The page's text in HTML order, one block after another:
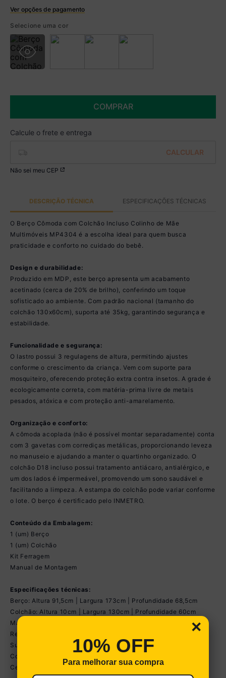
Ver opções de pagamento
R$ 854,99 à vista no Boleto
(5% de desconto)
Você economiza
Selecione uma cor
COMPRAR
Não sei meu CEP
DESCRIÇÃO TÉCNICA ESPECIFICAÇÕES TÉCNICAS
O Berço Cômoda com Colchão Incluso Colinho de Mãe
Multimóveis MP4304 é a escolha ideal para quem busca
praticidade e conforto no cuidado do bebê.
Design e durabilidade:
Produzido em MDP, este berço apresenta um acabamento
acetinado (cerca de 20% de brilho), conferindo um toque
sofisticado ao ambiente. Com padrão nacional (tamanho do
colchão 130x60cm), suporta até 35kg, garantindo segurança e
estabilidade.
Funcionalidade e segurança:
O lastro possui 3 regulagens de altura, permitindo ajustes
conforme o crescimento da criança. Vem com suporte para
mosquiteiro, oferecendo proteção extra contra insetos. A grade é
ecologicamente correta, com matéria-prima livre de metais
pesados, atóxica e com proteção anti-amarelamento.
Organização e conforto:
A cômoda acoplada (não é possível montar separadamente) conta
com 3 gavetas com corrediças metálicas, proporcionando leveza
no manuseio e ajudando a manter o quartinho organizado. O
colchão D18 incluso possui tratamento antiácaro, antialérgico, e
um dos lados é impermeável, promovendo um sono saudável e
facilitando a limpeza. A estampa do colchão pode variar conforme
o lote. O berço é certificado pelo INMETRO.
Conteúdo da Embalagem:
1 (um) Berço
1 (um) Colchão
Kit Ferragem
Manual de Montagem
Especificações técnicas:
Berço: Altura 91,5cm | Largura 173cm | Profundidade 68,5cm
Colchão: Altura 10cm | Largura 130cm | Profundidade 60cm
Material: MDP
Regulagem de altura: 3 níveis
Suporte para mosquiteiro: Sim
Colchão incluso: Sim, tamanho 130x60cm
Certificado pelo Inmetro: Sim (Selo n° 001073/2017)
×
10% OFF
Para melhorar sua compra